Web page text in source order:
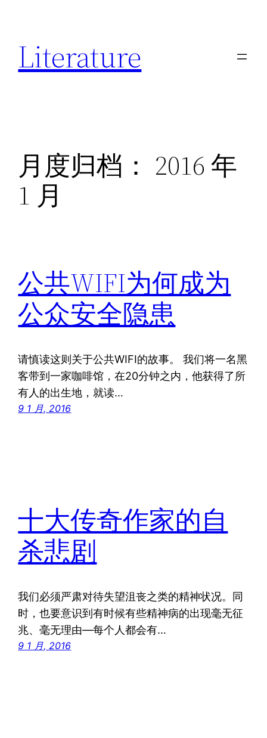
Literature
月度归档： 2016 年
1 月
公共WIFI为何成为
公众安全隐患
请慎读这则关于公共WIFI的故事。 我们将一名黑
客带到一家咖啡馆，在20分钟之内，他获得了所
有人的出生地，就读…
9 1 月, 2016
十大传奇作家的自
杀悲剧
我们必须严肃对待失望沮丧之类的精神状况。同
时，也要意识到有时候有些精神病的出现毫无征
兆、毫无理由—每个人都会有…
9 1 月, 2016